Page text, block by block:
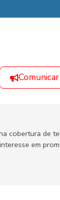
cobertura de
em